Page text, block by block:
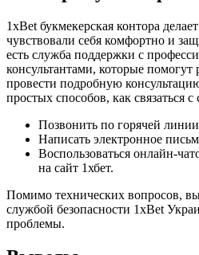
1xBet букмекерская контора
чувствовали себя комфортно и
есть служба поддержки с
консультантами, которые
провести подробную
простых способов, как связаться с
Позвонить по горячей
Написать электронное
Воспользоваться онлайн-
на сайт 1хбет.
Помимо технических вопросов, вы
службой безопасности 1xBet
проблемы.